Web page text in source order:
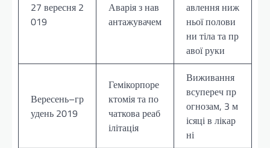
27 вересня 2
019
Аварія з нав
антажувачем
авлення ниж
ньої полови
ни тіла та пр
авої руки
Вересень–гр
удень 2019
Гемікорпоре
ктомія та по
чаткова реаб
ілітація
Виживання
всупереч пр
огнозам, 3 м
ісяці в лікар
ні